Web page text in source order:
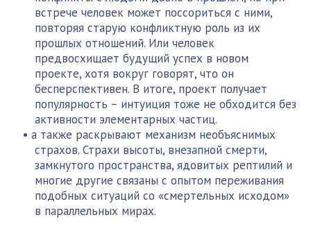
встрече человек может поссориться с ними,
повторяя старую конфликтную роль из их
прошлых отношений. Или человек
предвосхищает будущий успех в новом
проекте, хотя вокруг говорят, что он
бесперспективен. В итоге, проект получает
популярность – интуиция тоже не обходится без
активности элементарных частиц.
а также раскрывают механизм необъяснимых
страхов. Страхи высоты, внезапной смерти,
замкнутого пространства, ядовитых рептилий и
многие другие связаны с опытом переживания
подобных ситуаций со «смертельных исходом»
в параллельных мирах.